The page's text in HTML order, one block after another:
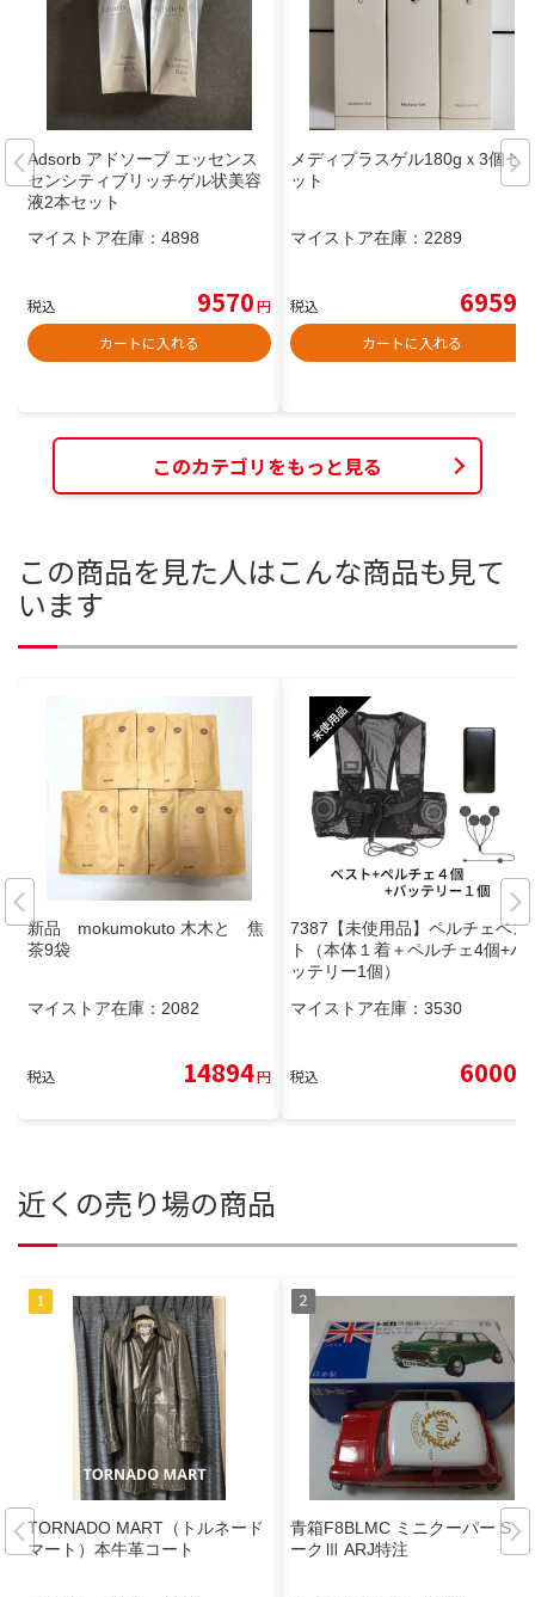
Adsorb アドソーブ エッセンス
センシティブリッチゲル状美容
液2本セット
マイストア在庫： 4898
税込 9570円
カートに入れる
メディプラスゲル180gｘ3個セ
ット
マイストア在庫： 2289
税込 6959
カートに入れる
このカテゴリをもっと見る
この商品を見た人はこんな商品も見て
います
新品 mokumokuto 木木と 焦
茶9袋
マイストア在庫： 2082
税込 14894円
7387【未使用品】ペルチェベス
ト（本体１着＋ペルチェ4個+バ
ッテリー1個）
マイストア在庫： 3530
税込 6000
近くの売り場の商品
TORNADO MART（トルネード
マート）本牛革コート
青箱F8BLMC ミニクーパー S マ
ークⅢ ARJ特注